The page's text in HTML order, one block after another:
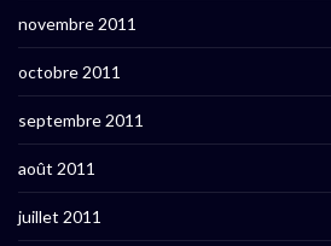
novembre 2011
octobre 2011
septembre 2011
août 2011
juillet 2011